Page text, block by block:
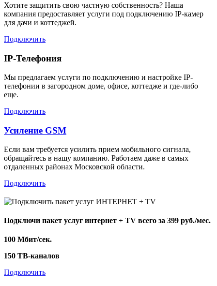
Хотите защитить свою частную собственность? Наша
компания предоставляет услуги под подключению IP-камер
для дачи и коттеджей.
Подключить
IP-Телефония
Мы предлагаем услуги по подключению и настройке IP-
телефонии в загородном доме, офисе, коттедже и где-либо
еще.
Подключить
Усиление GSM
Если вам требуется усилить прием мобильного сигнала,
обращайтесь в нашу компанию. Работаем даже в самых
отдаленных районах Московской области.
Подключить
Подключи пакет услуг интернет + TV всего за 399 руб./мес.
100 Мбит/сек.
150 ТВ-каналов
Подключить